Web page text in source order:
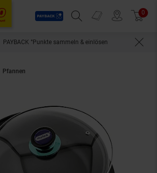
Payback
Suchfeld einblenden
Prospekte 0
PAYBACK °Punkte sammeln & einlösen
Pfannen